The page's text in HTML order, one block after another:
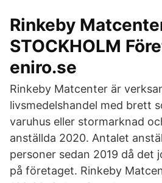
Rinkeby
STOCKHOLM
eniro.se
Rinkeby Matcenter är
livsmedelshandel med brett
varuhus eller stormarknad
anställda 2020. Antalet
personer sedan 2019 då det
på företaget. Rinkeby